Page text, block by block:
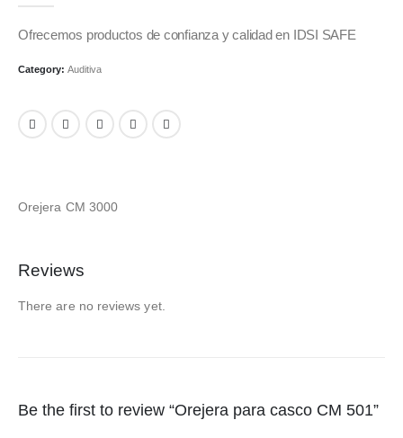
Ofrecemos productos de confianza y calidad en IDSI SAFE
Category: Auditiva
Orejera CM 3000
Reviews
There are no reviews yet.
Be the first to review “Orejera para casco CM 501”